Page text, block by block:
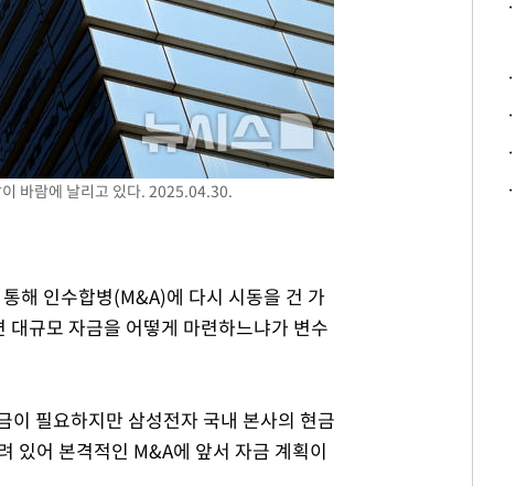
바람에 날리고 있다. 2025.04.30.
해 인수합병(M&A)에 다시 시동을 건 가
규모 자금을 어떻게 마련하느냐가 변수
이 필요하지만 삼성전자 국내 본사의 현금
있어 본격적인 M&A에 앞서 자금 계획이